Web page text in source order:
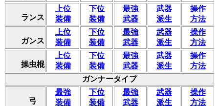
ランス
上位
装備
下位
装備
最強
武器
武器
派生
操作
方法
ガンス
上位
装備
下位
装備
最強
武器
武器
派生
操作
方法
操虫棍
上位
装備
下位
装備
最強
武器
武器
派生
操作
方法
ガンナータイプ
弓
最強
装備
下位
装備
最強
武器
武器
派生
操作
方法